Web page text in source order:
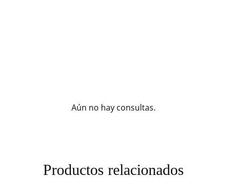
Aún no hay consultas.
Productos relacionados